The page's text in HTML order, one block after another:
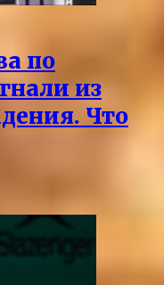
по
из
Что